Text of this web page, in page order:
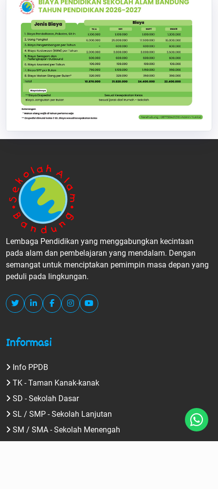
Lembaga Pendidikan yang menggabungkan kecintaan
pada alam dan pembelajaran yang mendalam. Dengan
semangat untuk menciptakan pemimpin masa depan yang
peduli pada lingkungan.
Informasi
Info PPDB
TK - Taman Kanak-kanak
SD - Sekolah Dasar
SL / SMP - Sekolah Lanjutan
SM / SMA - Sekolah Menengah